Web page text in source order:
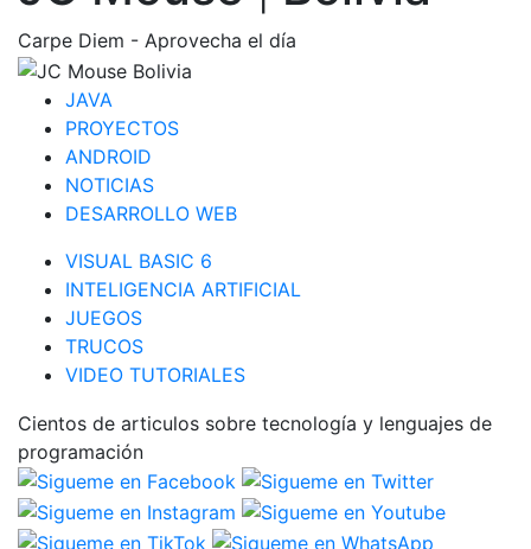
Carpe Diem - Aprovecha el día
JAVA
PROYECTOS
ANDROID
NOTICIAS
DESARROLLO WEB
VISUAL BASIC 6
INTELIGENCIA ARTIFICIAL
JUEGOS
TRUCOS
VIDEO TUTORIALES
Cientos de articulos sobre tecnología y lenguajes de
programación